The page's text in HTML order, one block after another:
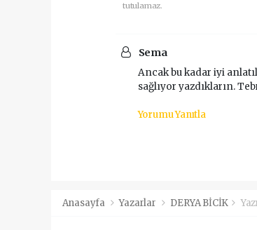
tutulamaz.
Sema
Ancak bu kadar iyi
sağlıyor yazdıkların.
Yorumu Yanıtla
Anasayfa Yazarlar DERYA BİCİK